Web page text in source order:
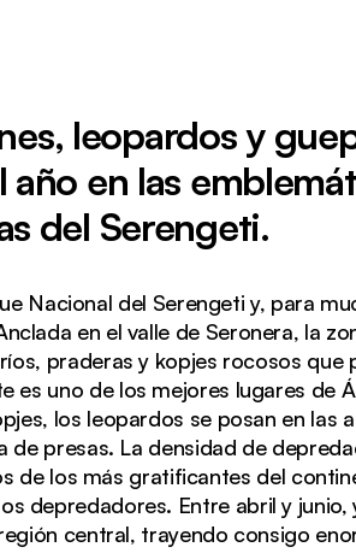
leopardos y
en las
del Serengeti.
Nacional del Serengeti y, para
en el valle de Seronera, la
praderas y kopjes rocosos
es uno de los mejores lugares de
los leopardos se posan en las
de presas. La densidad de
de los más gratificantes del
depredadores. Entre abril y
central, trayendo consigo